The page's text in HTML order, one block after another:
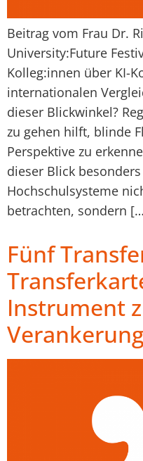
Beitrag vom Frau Dr.
University:Future
Kolleg:innen über KI-
internationalen
dieser Blickwinkel?
zu gehen hilft, blinde
Perspektive zu
dieser Blick
Hochschulsysteme
betrachten, sondern
Fünf
Instrument
Verankerung